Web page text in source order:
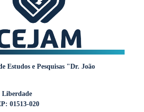
Estudos e Pesquisas "Dr. João
Liberdade
01513-020